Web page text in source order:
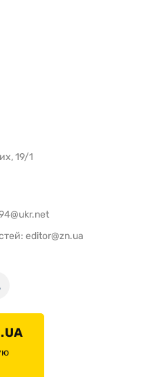
19/1
editor@zn.ua